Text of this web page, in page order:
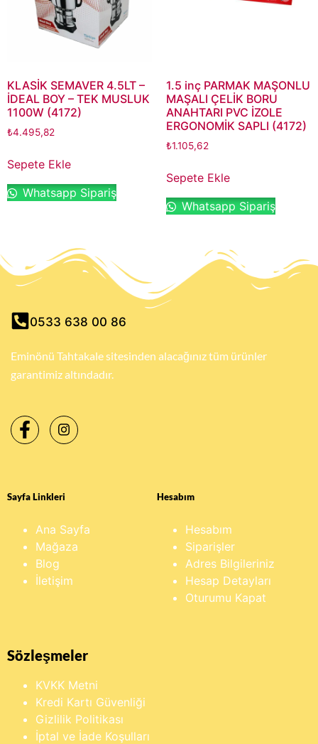
KLASİK SEMAVER 4.5LT –
İDEAL BOY – TEK MUSLUK
1100W (4172)
₺4.495,82
Sepete Ekle
Whatsapp Sipariş
1.5 inç PARMAK MAŞONLU
MAŞALI ÇELİK BORU
ANAHTARI PVC İZOLE
ERGONOMİK SAPLI (4172)
₺1.105,62
Sepete Ekle
Whatsapp Sipariş
0533 638 00 86
Eminönü Tahtakale sitesinden alacağınız tüm ürünler
garantimiz altındadır.
Sayfa Linkleri
Ana Sayfa
Mağaza
Blog
İletişim
Hesabım
Hesabım
Siparişler
Adres Bilgileriniz
Hesap Detayları
Oturumu Kapat
Sözleşmeler
KVKK Metni
Kredi Kartı Güvenliği
Gizlilik Politikası
İptal ve İade Koşulları